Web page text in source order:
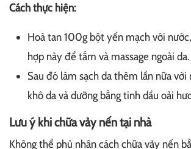
Cách thực hiện:
Hoà tan 100g bột yến mạch với
hợp này để tắm và massage ngoài da.
Sau đó làm sạch da thêm lần nữa với
khô da và dưỡng bằng tinh dầu oải
Lưu ý khi chữa vảy nến tại nhà
Không thể phủ nhận cách chữa vảy nến